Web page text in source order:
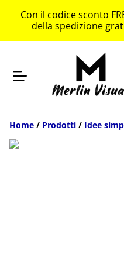
Con il codice sconto
della spedizione
Home / Prodotti / Idee